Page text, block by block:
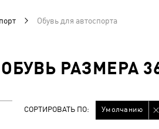
Обувь для автоспорта
РАЗМЕРА
СОРТИРОВАТЬ ПО: Умолчанию